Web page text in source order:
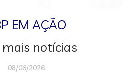
EM AÇÃO
mais notícias
08/06/2026